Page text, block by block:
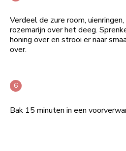
Verdeel de zure room,
rozemarijn over het deeg.
honing over en strooi er naar
over.
Bak 15 minuten in een